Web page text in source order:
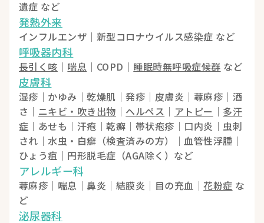
遺症 など
発熱外来
インフルエンザ｜新型コロナウイルス感染症 など
呼吸器内科
長引く咳 ｜ 喘息 ｜COPD｜ 睡眠時無呼吸症候群 など
皮膚科
湿疹｜かゆみ｜乾燥肌｜発疹｜皮膚炎｜蕁麻疹｜酒
さ｜ ニキビ・吹き出物 ｜ ヘルペス ｜ アトピー ｜ 多汗
症 ｜あせも｜汗疱｜乾癬｜帯状疱疹｜口内炎｜虫刺
され｜水虫・白癬（検査済みの方）｜血管性浮腫｜
ひょう疽｜円形脱毛症（AGA除く）など
アレルギー科
蕁麻疹｜喘息｜鼻炎｜結膜炎｜目の充血｜花粉症 な
ど
泌尿器科